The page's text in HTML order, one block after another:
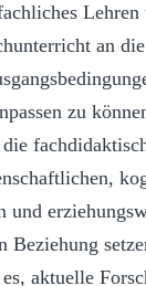
Lehren
an
zu
und
Beziehung
aktuelle